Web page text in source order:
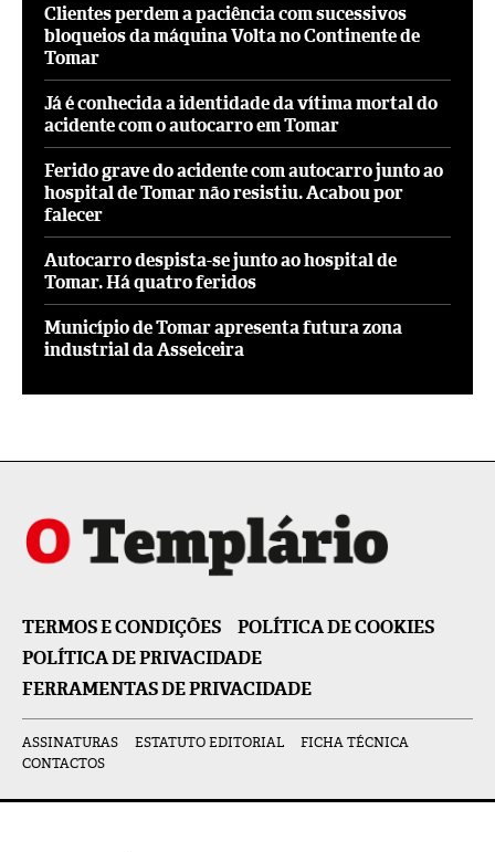
Clientes perdem a paciência com sucessivos
bloqueios da máquina Volta no Continente de
Tomar
Já é conhecida a identidade da vítima mortal do
acidente com o autocarro em Tomar
Ferido grave do acidente com autocarro junto ao
hospital de Tomar não resistiu. Acabou por
falecer
Autocarro despista-se junto ao hospital de
Tomar. Há quatro feridos
Município de Tomar apresenta futura zona
industrial da Asseiceira
TERMOS E CONDIÇÕES
POLÍTICA DE COOKIES
POLÍTICA DE PRIVACIDADE
FERRAMENTAS DE PRIVACIDADE
ASSINATURAS ESTATUTO EDITORIAL
FICHA TÉCNICA
CONTACTOS